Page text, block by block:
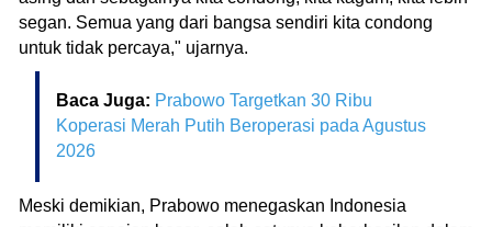
segan. Semua yang dari bangsa sendiri kita condong
untuk tidak percaya," ujarnya.
Baca Juga: Prabowo Targetkan 30 Ribu
Koperasi Merah Putih Beroperasi pada Agustus
2026
Meski demikian, Prabowo menegaskan Indonesia